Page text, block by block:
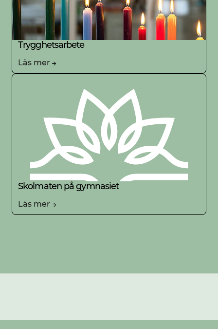
Trygghetsarbete
Läs mer
Skolmaten på gymnasiet
Läs mer